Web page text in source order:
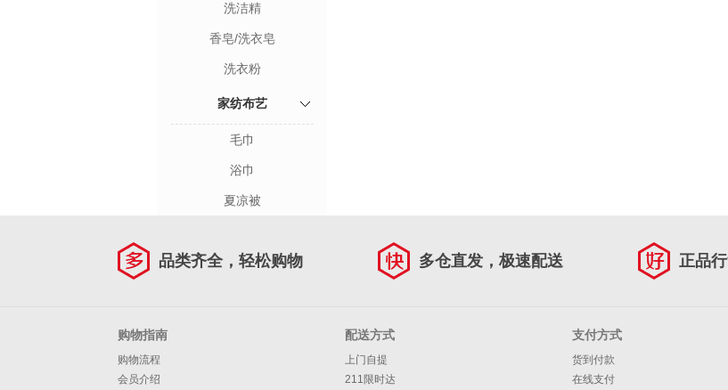
洗洁精
香皂/洗衣皂
洗衣粉
家纺布艺
毛巾
浴巾
夏凉被
品类齐全，轻松购物 多仓直发，极速配送 正品
购物指南
购物流程
会员介绍
配送方式
上门自提
211限时达
支付方式
货到付款
在线支付